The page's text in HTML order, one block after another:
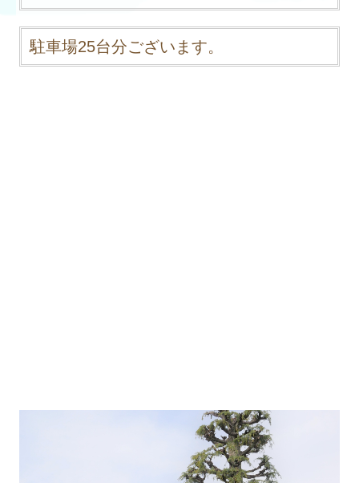
駐車場25台分ございます。